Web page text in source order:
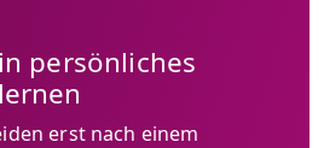
persönliches
erst nach einem